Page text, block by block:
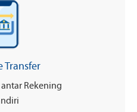
Transfer
antar Rekening